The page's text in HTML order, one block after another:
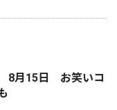
8月15日 お笑いコ